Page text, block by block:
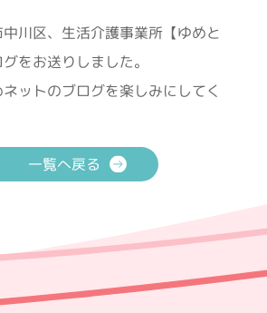
川区、生活介護事業所【ゆめと
をお送りしました。
ットのブログを楽しみにしてく
一覧へ戻る